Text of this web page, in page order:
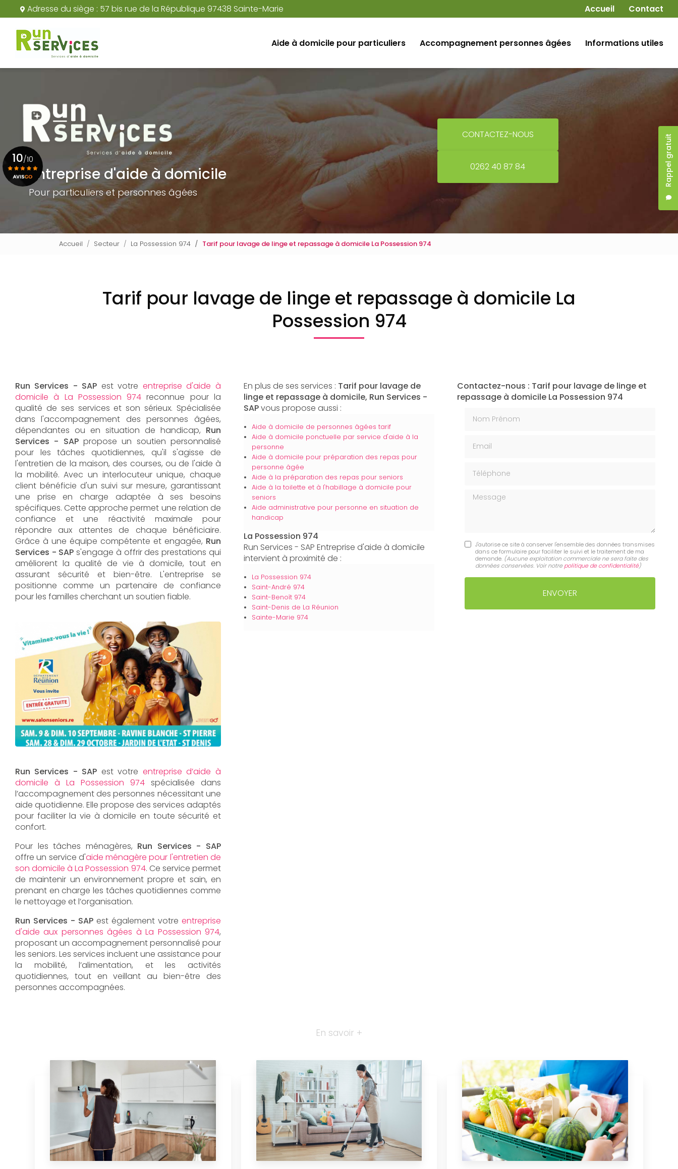
au
contenu
principal
Adresse du siège : 57 bis rue de la République 97438 Sainte-Marie Navigation secondaire
Accueil Contact
Rappel gratuit
Aide à domicile pour particuliers
Accompagnement personnes âgées Informations utiles
Entreprise d'aide à domicile
Pour particuliers et personnes âgées
CONTACTEZ-NOUS
0262 40 87 84
10/10
Voir le certificat
Accueil Secteur La Possession 974 Tarif pour lavage de linge et repassage à domicile La Possession 974
Tarif pour lavage de linge et repassage à domicile La
Possession 974
Run Services - SAP est votre entreprise d'aide à
domicile à La Possession 974 reconnue pour la
qualité de ses services et son sérieux. Spécialisée
dans l'accompagnement des personnes âgées,
dépendantes ou en situation de handicap, Run
Services - SAP propose un soutien personnalisé
pour les tâches quotidiennes, qu'il s'agisse de
l'entretien de la maison, des courses, ou de l'aide à
la mobilité. Avec un interlocuteur unique, chaque
client bénéficie d'un suivi sur mesure, garantissant
une prise en charge adaptée à ses besoins
spécifiques. Cette approche permet une relation de
confiance et une réactivité maximale pour
répondre aux attentes de chaque bénéficiaire.
Grâce à une équipe compétente et engagée, Run
Services - SAPs'engage à offrir des prestations qui
améliorent la qualité de vie à domicile, tout en
assurant sécurité et bien-être. L'entreprise se
positionne comme un partenaire de confiance
pour les familles cherchant un soutien fiable.
Run Services - SAP est votre entreprise d’aide à
domicile à La Possession 974 spécialisée dans
l’accompagnement des personnes nécessitant une
aide quotidienne. Elle propose des services adaptés
pour faciliter la vie à domicile en toute sécurité et
confort.
Pour les tâches ménagères, Run Services - SAP
offre un service d'aide ménagère pour l'entretien de
son domicile à La Possession 974. Ce service permet
de maintenir un environnement propre et sain, en
prenant en charge les tâches quotidiennes comme
le nettoyage et l’organisation.
Run Services - SAP est également votre entreprise
d'aide aux personnes âgées à La Possession 974,
proposant un accompagnement personnalisé pour
les seniors. Les services incluent une assistance pour
la mobilité, l’alimentation, et les activités
quotidiennes, tout en veillant au bien-être des
personnes accompagnées.
En plus de ses services : Tarif pour lavage de
linge et repassage à domicile, Run Services -
SAPvous propose aussi :
Aide à domicile de personnes âgées tarif
Aide à domicile ponctuelle par service d'aide à la
personne
Aide à domicile pour préparation des repas pour
personne âgée
Aide à la préparation des repas pour seniors
Aide à la toilette et à l'habillage à domicile pour
seniors
Aide administrative pour personne en situation de
handicap
La Possession 974
Run Services - SAP Entreprise d'aide à domicile
intervient à proximité de :
La Possession 974
Saint-André 974
Saint-Benoît 974
Saint-Denis de La Réunion
Sainte-Marie 974
Contactez-nous : Tarif pour lavage de linge et
repassage à domicile La Possession 974
Message
J'autorise ce site à conserver l'ensemble des données transmises
dans ce formulaire pour faciliter le suivi et le traitement de ma
demande. (Aucune exploitation commerciale ne sera faite des
données conservées. Voir notre politique de confidentialité)
En savoir +